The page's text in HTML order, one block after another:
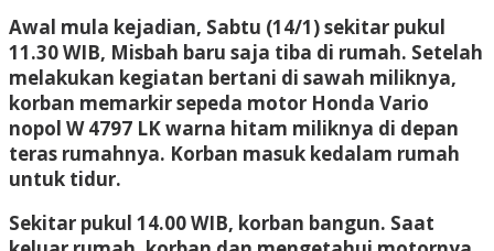
Awal mula kejadian, Sabtu (14/1) sekitar pukul
11.30 WIB, Misbah baru saja tiba di rumah. Setelah
melakukan kegiatan bertani di sawah miliknya,
korban memarkir sepeda motor Honda Vario
nopol W 4797 LK warna hitam miliknya di depan
teras rumahnya. Korban masuk kedalam rumah
untuk tidur.
Sekitar pukul 14.00 WIB, korban bangun. Saat